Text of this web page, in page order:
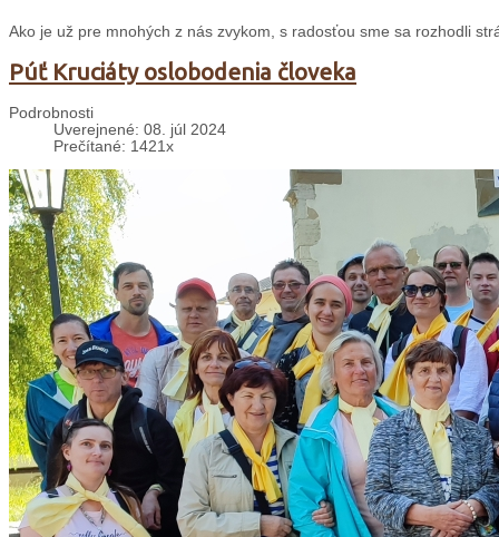
Ako je už pre mnohých z nás zvykom, s radosťou sme sa rozhodli
Púť Kruciáty oslobodenia človeka
Podrobnosti
Uverejnené: 08. júl 2024
Prečítané: 1421x